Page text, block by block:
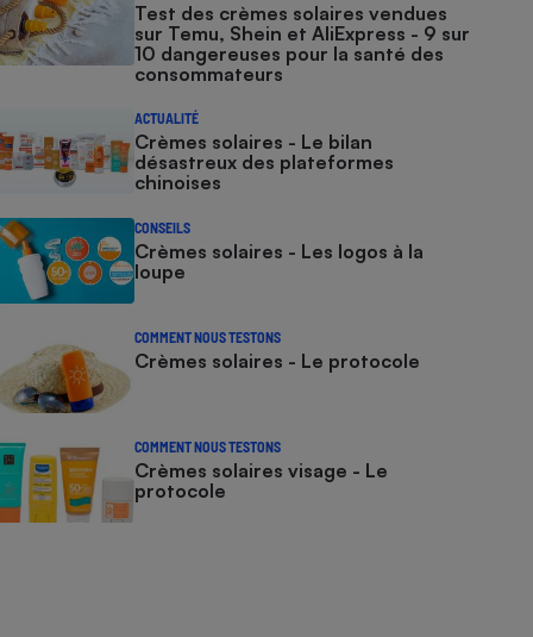
Test des crèmes solaires vendues
sur Temu, Shein et AliExpress - 9 sur
10 dangereuses pour la santé des
consommateurs
ACTUALITÉ
Crèmes solaires - Le bilan
désastreux des plateformes
chinoises
CONSEILS
Crèmes solaires - Les logos à la
loupe
COMMENT NOUS TESTONS
Crèmes solaires - Le protocole
COMMENT NOUS TESTONS
Crèmes solaires visage - Le
protocole